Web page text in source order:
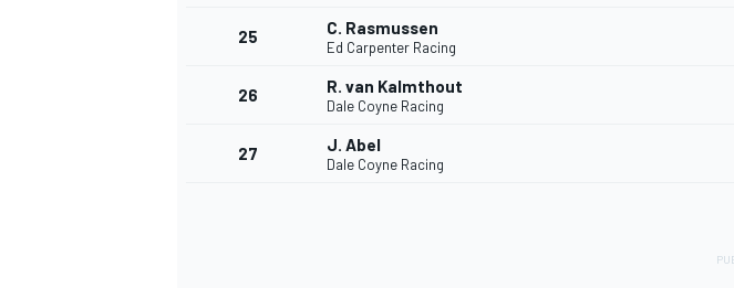
25 C. Rasmussen
Ed Carpenter Racing
26 R. van Kalmthout
Dale Coyne Racing
27 J. Abel
Dale Coyne Racing